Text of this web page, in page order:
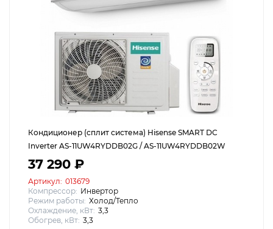
Кондиционер (сплит система) Hisense SMART DC
Inverter AS-11UW4RYDDB02G / AS-11UW4RYDDB02W
37 290 ₽
Артикул: 013679
Компрессор: Инвертор
Режим работы: Холод/Тепло
Охлаждение, кВт: 3,3
Обогрев, кВт: 3,3